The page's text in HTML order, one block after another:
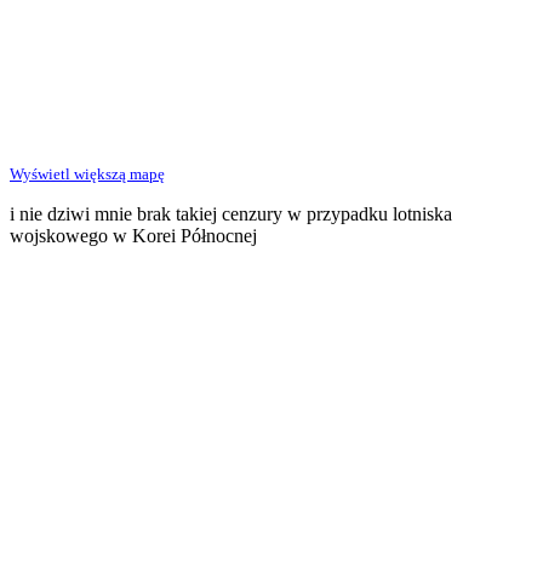
Wyświetl większą mapę
i nie dziwi mnie brak takiej cenzury w przypadku lotniska
wojskowego w Korei Północnej